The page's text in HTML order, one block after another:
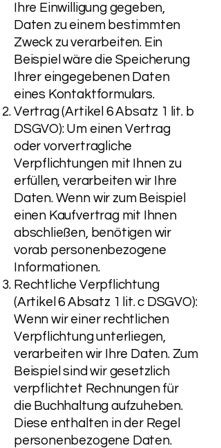
Ihre Einwilligung gegeben,
Daten zu einem bestimmten
Zweck zu verarbeiten. Ein
Beispiel wäre die Speicherung
Ihrer eingegebenen Daten
eines Kontaktformulars.
Vertrag (Artikel 6 Absatz 1 lit. b
DSGVO): Um einen Vertrag
oder vorvertragliche
Verpflichtungen mit Ihnen zu
erfüllen, verarbeiten wir Ihre
Daten. Wenn wir zum Beispiel
einen Kaufvertrag mit Ihnen
abschließen, benötigen wir
vorab personenbezogene
Informationen.
Rechtliche Verpflichtung
(Artikel 6 Absatz 1 lit. c DSGVO):
Wenn wir einer rechtlichen
Verpflichtung unterliegen,
verarbeiten wir Ihre Daten. Zum
Beispiel sind wir gesetzlich
verpflichtet Rechnungen für
die Buchhaltung aufzuheben.
Diese enthalten in der Regel
personenbezogene Daten.